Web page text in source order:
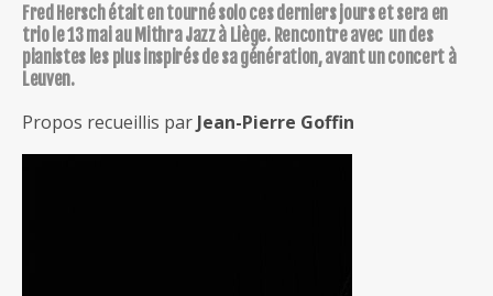
Fred Hersch était en tourné solo ces derniers jours et sera en
trio le 13 mai au Mithra Jazz à Liège. Rencontre avec un des
pianistes les plus inspirés de sa génération, avant un concert à
Leuven.
Propos recueillis par Jean-Pierre Goffin